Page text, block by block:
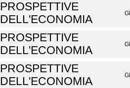
PROSPETTIVE
DELL'ECONOMIA
PROSPETTIVE
DELL'ECONOMIA
PROSPETTIVE
DELL'ECONOMIA